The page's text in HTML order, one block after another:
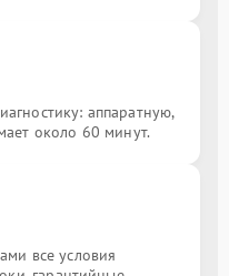
аппаратную,
около 60 минут.
все условия